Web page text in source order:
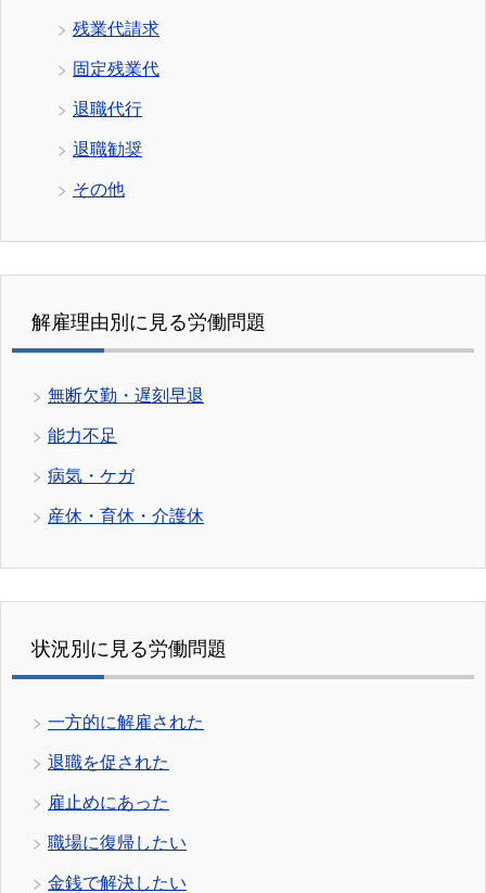
残業代請求
固定残業代
退職代行
退職勧奨
その他
解雇理由別に見る労働問題
無断欠勤・遅刻早退
能力不足
病気・ケガ
産休・育休・介護休
状況別に見る労働問題
一方的に解雇された
退職を促された
雇止めにあった
職場に復帰したい
金銭で解決したい